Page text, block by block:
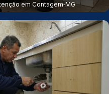
em Contagem‑MG